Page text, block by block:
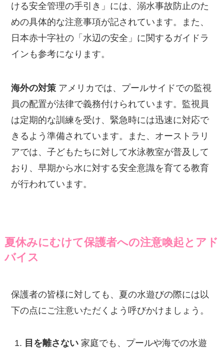
ける安全管理の手引き」には、溺水事故防止のた
めの具体的な注意事項が記されています。また、
日本赤十字社の「水辺の安全」に関するガイドラ
インも参考になります。
海外の対策 アメリカでは、プールサイドでの監視
員の配置が法律で義務付けられています。監視員
は定期的な訓練を受け、緊急時には迅速に対応で
きるよう準備されています。また、オーストラリ
アでは、子どもたちに対して水泳教室が普及して
おり、早期から水に対する安全意識を育てる教育
が行われています。
夏休みにむけて保護者への注意喚起とアド
バイス
保護者の皆様に対しても、夏の水遊びの際には以
下の点にご注意いただくよう呼びかけましょう。
目を離さない 家庭でも、プールや海での水遊